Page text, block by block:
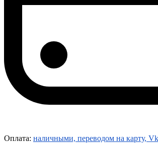
Оплата: наличными, переводом на карту,